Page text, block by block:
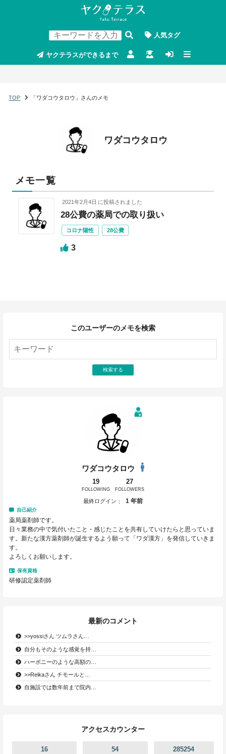
人気タグ
ヤクテラスができるまで
TOP 「ワダコウタロウ」さんのメモ
ワダコウタロウ
メモ一覧
2021年2月4日 に投稿されました
28公費の薬局での取り扱い
コロナ陽性 28公費
3
このユーザーのメモを検索
検索する
ワダコウタロウ
19
FOLLOWING
27
FOLLOWERS
最終ログイン 1 年前
自己紹介
薬局薬剤師です。
日々業務の中で気付いたこと・感じたことを共有していけたらと思っていま
す。新たな漢方薬剤師が誕生するよう願って「ワダ漢方」を発信していきま
す。
よろしくお願いします。
保有資格
研修認定薬剤師
最新のコメント
>>yossiさん ツムラさん…
自分もそのような感覚を持…
ハーボニーのような高額の…
>>Reikaさん チモールと…
自施設では数年前まで院内…
アクセスカウンター
16 54 285254